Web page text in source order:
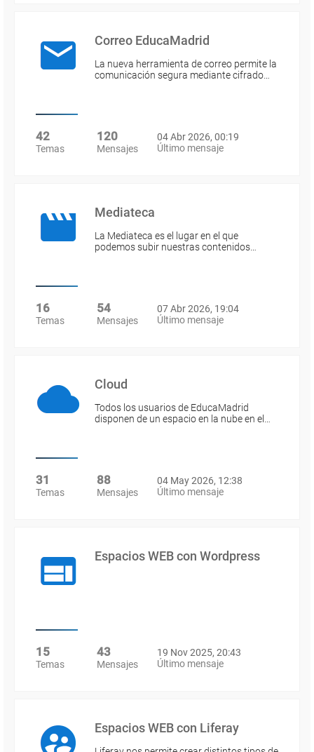
Correo EducaMadrid
La nueva herramienta de correo permite la
comunicación segura mediante cifrado…
42
Temas
120
Mensajes
04 Abr 2026, 00:19
Último mensaje
Mediateca
La Mediateca es el lugar en el que
podemos subir nuestras contenidos…
16
Temas
54
Mensajes
07 Abr 2026, 19:04
Último mensaje
Cloud
Todos los usuarios de EducaMadrid
disponen de un espacio en la nube en el…
31
Temas
88
Mensajes
04 May 2026, 12:38
Último mensaje
Espacios WEB con Wordpress
15
Temas
43
Mensajes
19 Nov 2025, 20:43
Último mensaje
Espacios WEB con Liferay